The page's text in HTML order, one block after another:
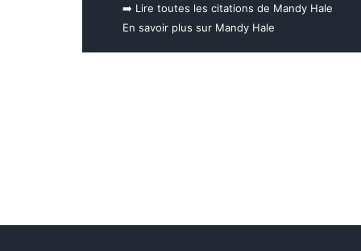
➡️ Lire toutes les citations de Mandy Hale
En savoir plus sur Mandy Hale